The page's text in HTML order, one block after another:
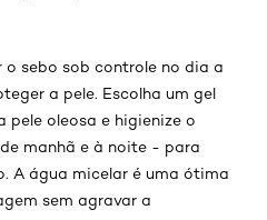
sebo sob controle no dia a
a pele. Escolha um gel
pele oleosa e higienize o
manhã e à noite - para
A água micelar é uma ótima
sem agravar a